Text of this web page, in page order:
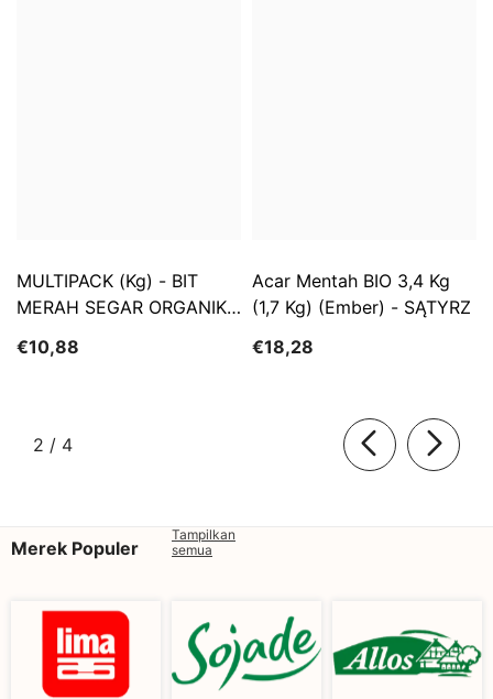
MULTIPACK (kg) - BIT
MERAH SEGAR ORGANIK
€10,88
Acar Mentah BIO 3,4 Kg
(1,7 Kg) (Ember) - SĄTYRZ
€18,28
2 / dari
4
Merek Populer
Tampilkan
semua